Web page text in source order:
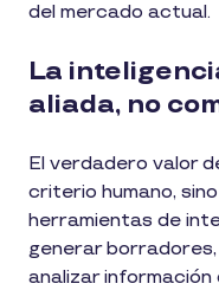
del mercado actual.
La
aliada, no
El verdadero valor
criterio humano,
herramientas de
generar
analizar